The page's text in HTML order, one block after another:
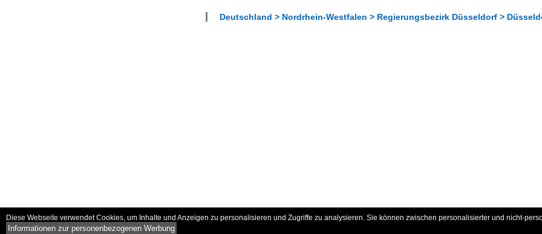
Deutschland > Nordrhein-Westfalen > Regierungsbezirk Düsseldorf >
Diese Webseite verwendet Cookies, um Inhalte und Anzeigen zu personalisieren und Zugriffe zu analysieren. Sie können zwischen personalisierter und nicht-
Informationen zur personenbezogenen Werbung